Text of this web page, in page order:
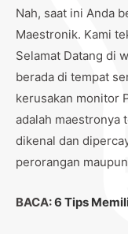
Nah, saat ini Anda
Maestronik. Kami
Selamat Datang di
berada di tempat
kerusakan monitor
adalah maestronya
dikenal dan
perorangan
BACA:6 Tips